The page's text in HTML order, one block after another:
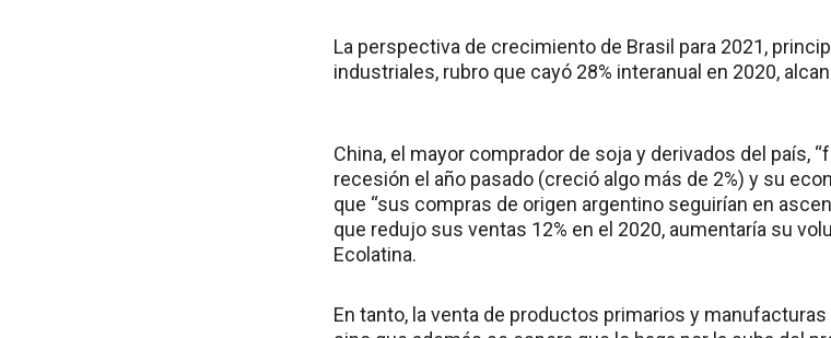
La perspectiva de crecimiento de Brasil para 2021,
industriales, rubro que cayó 28% interanual en 2020,
China, el mayor comprador de soja y derivados del país,
recesión el año pasado (creció algo más de 2%) y su
que “sus compras de origen argentino seguirían en
que redujo sus ventas 12% en el 2020, aumentaría su
Ecolatina.
En tanto, la venta de productos primarios y